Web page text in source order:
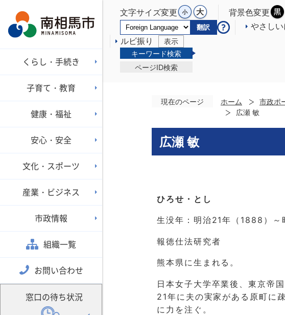
文字サイズ変更 背景色変更
翻訳 やさし
ルビ振り
表示
キーワード検索
ページID検索
くらし・手続き
子育て・教育
健康・福祉
安心・安全
文化・スポーツ
産業・ビジネス
市政情報
組織一覧
お問い合わせ
窓口の待ち状況
現在のページ ホーム 市政ポ
広瀬 敏
広瀬 敏
ひろせ・とし
生没年：明治21年（1888）～
報徳仕法研究者
熊本県に生まれる。
日本女子大学卒業後、東京帝
21年に夫の実家がある原町に
に力を注ぐ。